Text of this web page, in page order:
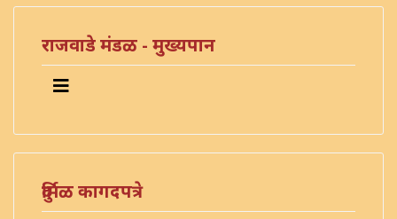
राजवाडे मंडळ - मुख्यपान
दुर्मिळ कागदपत्रे